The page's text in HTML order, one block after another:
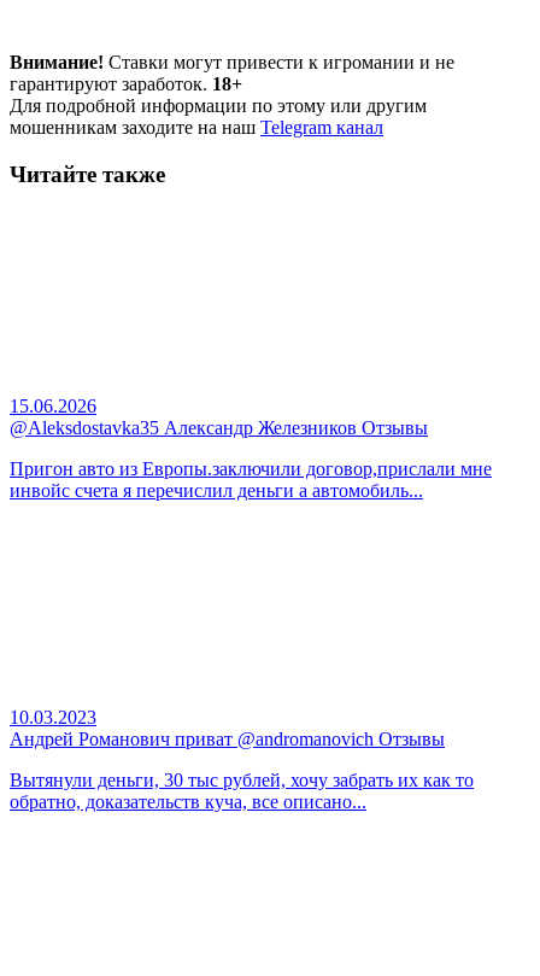
Внимание! Ставки могут привести к игромании и не
гарантируют заработок. 18+
Для подробной информации по этому или другим
мошенникам заходите на наш Telegram канал
Читайте также
15.06.2026
@Aleksdostavka35 Александр Железников Отзывы
Пригон авто из Европы.заключили договор,прислали мне
инвойс счета я перечислил деньги а автомобиль...
10.03.2023
Андрей Романович приват @andromanovich Отзывы
Вытянули деньги, 30 тыс рублей, хочу забрать их как то
обратно, доказательств куча, все описано...